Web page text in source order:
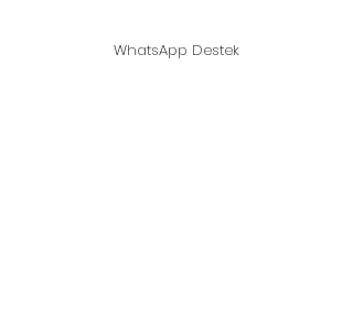
WhatsApp Destek